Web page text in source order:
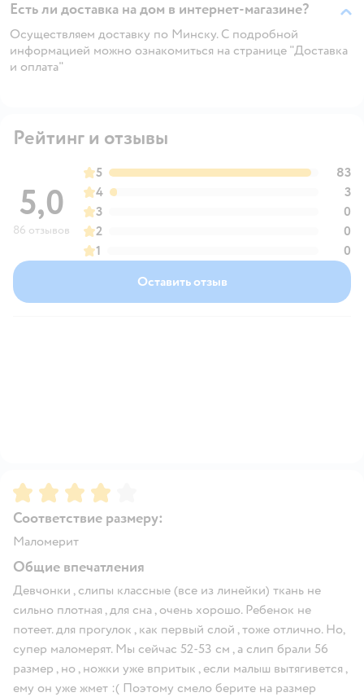
Есть ли доставка на дом в интернет-магазине?
Осуществляем доставку по Минску. С подробной
информацией можно ознакомиться на странице "Доставка
и оплата"
Рейтинг и отзывы
5,0
86 отзывов
5
83
4
3
3
0
2
0
1
0
Оставить отзыв
Рейтинг:4
Соответствие размеру:
Маломерит
Общие впечатления
Девчонки , слипы классные (все из линейки) ткань не
сильно плотная , для сна , очень хорошо. Ребенок не
потеет. для прогулок , как первый слой , тоже отлично. Но,
супер маломерят. Мы сейчас 52-53 см , а слип брали 56
размер , но , ножки уже впритык , если малыш вытягивется ,
ему он уже жмет :( Поэтому смело берите на размер